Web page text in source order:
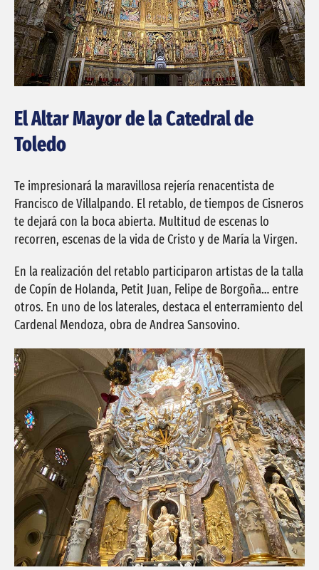
El Altar Mayor de la Catedral de
Toledo
Te impresionará la maravillosa rejería renacentista de
Francisco de Villalpando. El retablo, de tiempos de Cisneros
te dejará con la boca abierta. Multitud de escenas lo
recorren, escenas de la vida de Cristo y de María la Virgen.
En la realización del retablo participaron artistas de la talla
de Copín de Holanda, Petit Juan, Felipe de Borgoña… entre
otros. En uno de los laterales, destaca el enterramiento del
Cardenal Mendoza, obra de Andrea Sansovino.